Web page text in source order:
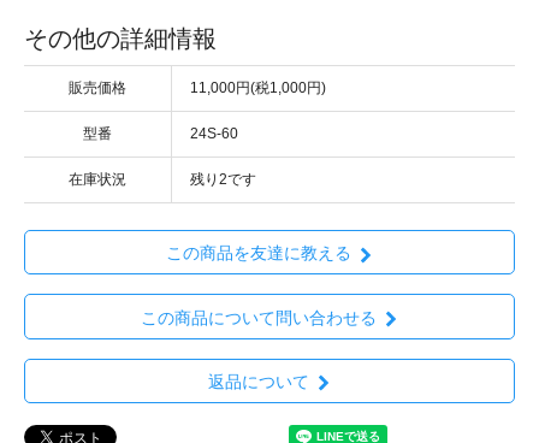
その他の詳細情報
販売価格 11,000円(税1,000円)
型番 24S-60
在庫状況 残り2です
この商品を友達に教える
この商品について問い合わせる
返品について